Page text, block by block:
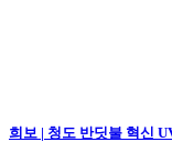
희보 | 청도 반딧불 혁신